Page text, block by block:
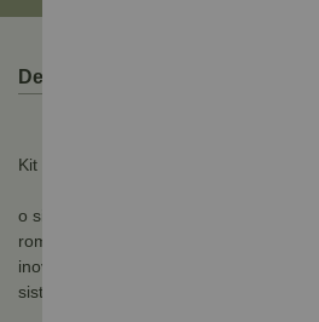
Descrição do Produto
Kit evo 40 a 60kg com trilho 2 metros
o sistema evo, a mais nova solução
rometal, oferece tecnologia,
inovador. Agregue modernidade ao
sistema exclusivo!